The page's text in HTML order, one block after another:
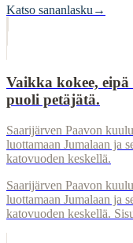
Katso sananlasku →
Vaikka kokee,
puoli petäjätä.
Saarijärven Paavon
luottamaan Jumalaan ja
katovuoden keskellä.
Saarijärven Paavon
luottamaan Jumalaan ja
katovuoden keskellä.